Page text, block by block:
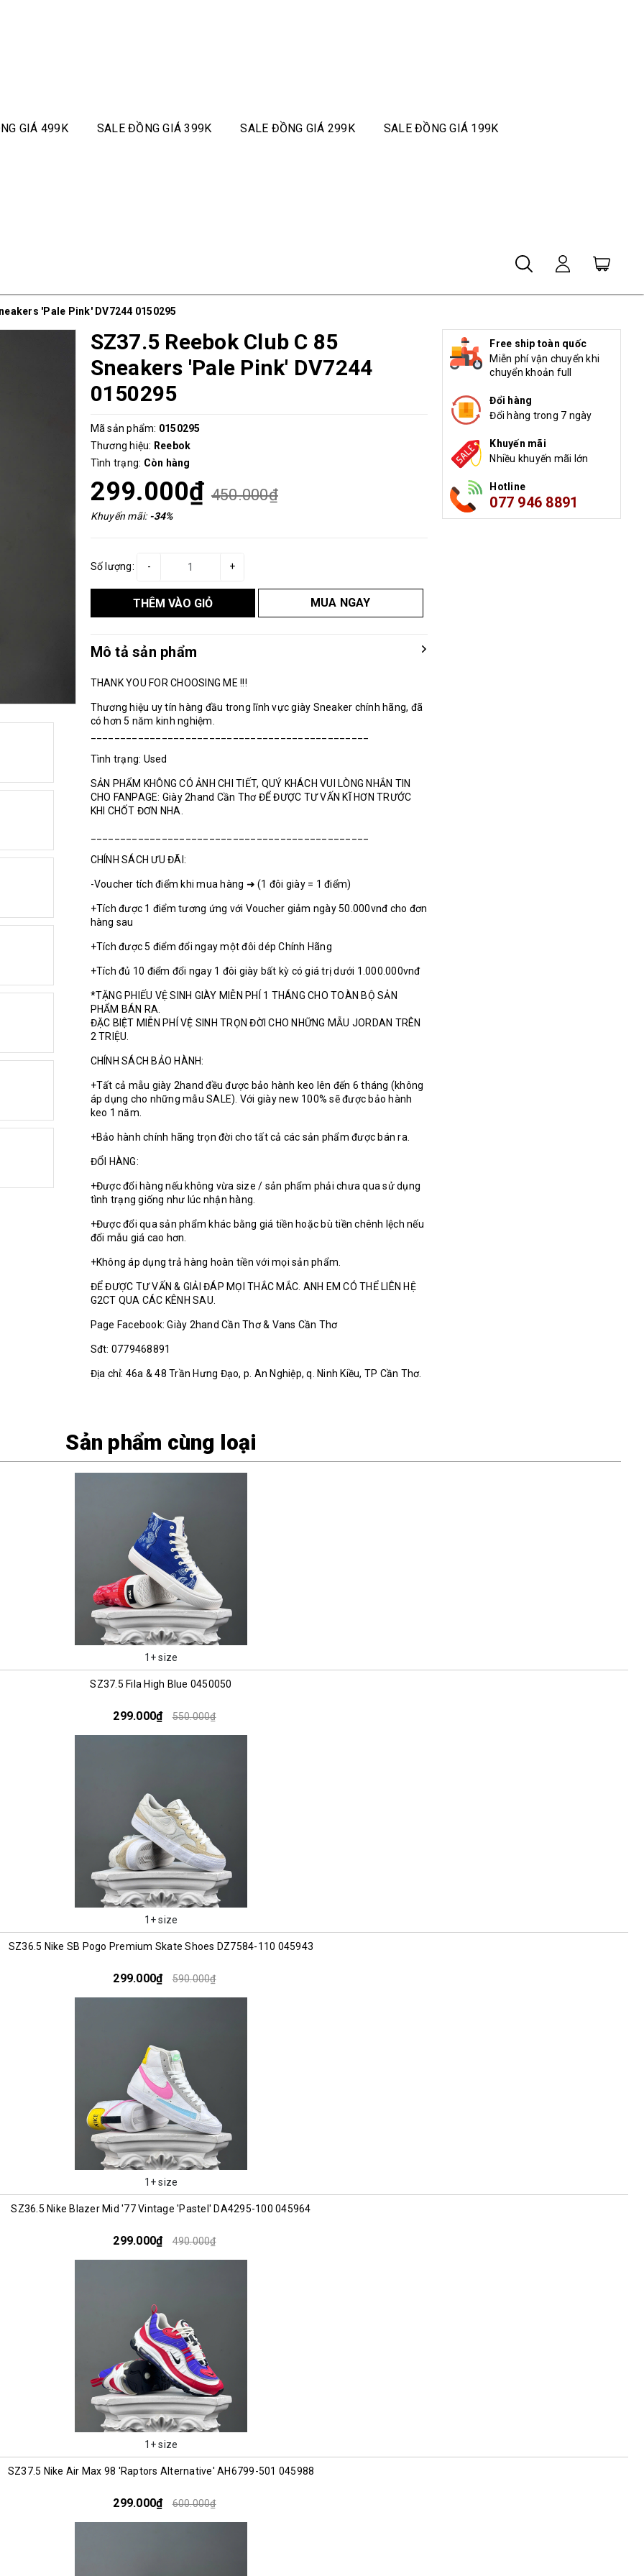
GIÁ 499K SALE ĐỒNG GIÁ 399K SALE ĐỒNG GIÁ 299K SALE ĐỒNG GIÁ 199K
'Pale Pink' DV7244 0150295
SZ37.5 Reebok Club C 85
Sneakers 'Pale Pink' DV7244
0150295
Mã sản phẩm: 0150295
Thương hiệu: Reebok
Tình trạng: Còn hàng
299.000₫ 450.000₫
Khuyến mãi: -34%
Số lượng: +
-
THÊM VÀO GIỎ MUA NGAY
Mô tả sản phẩm
THANK YOU FOR CHOOSING ME !!!
Thương hiệu uy tín hàng đầu trong lĩnh vực giày Sneaker chính hãng, đã
có hơn 5 năm kinh nghiệm.
Tình trạng: Used
SẢN PHẨM KHÔNG CÓ ẢNH CHI TIẾT, QUÝ KHÁCH VUI LÒNG NHẮN TIN
CHO FANPAGE: Giày 2hand Cần Thơ ĐỂ ĐƯỢC TƯ VẤN KĨ HƠN TRƯỚC
KHI CHỐT ĐƠN NHA.
CHÍNH SÁCH ƯU ĐÃI:
-Voucher tích điểm khi mua hàng ➜ (1 đôi giày = 1 điểm)
+Tích được 1 điểm tương ứng với Voucher giảm ngày 50.000vnđ cho đơn
hàng sau
+Tích được 5 điểm đổi ngay một đôi dép Chính Hãng
+Tích đủ 10 điểm đổi ngay 1 đôi giày bất kỳ có giá trị dưới 1.000.000vnđ
*TẶNG PHIẾU VỆ SINH GIÀY MIỄN PHÍ 1 THÁNG CHO TOÀN BỘ SẢN
PHẨM BÁN RA.
ĐẶC BIỆT MIỄN PHÍ VỆ SINH TRỌN ĐỜI CHO NHỮNG MẪU JORDAN TRÊN
2 TRIỆU.
CHÍNH SÁCH BẢO HÀNH:
+Tất cả mẫu giày 2hand đều được bảo hành keo lên đến 6 tháng (không
áp dụng cho những mẫu SALE). Với giày new 100% sẽ được bảo hành
keo 1 năm.
+Bảo hành chính hãng trọn đời cho tất cả các sản phẩm được bán ra.
ĐỔI HÀNG:
+Được đổi hàng nếu không vừa size / sản phẩm phải chưa qua sử dụng
tình trạng giống như lúc nhận hàng.
+Được đổi qua sản phẩm khác bằng giá tiền hoặc bù tiền chênh lệch nếu
đổi mẫu giá cao hơn.
+Không áp dụng trả hàng hoàn tiền với mọi sản phẩm.
ĐỂ ĐƯỢC TƯ VẤN & GIẢI ĐÁP MỌI THẮC MẮC. ANH EM CÓ THỂ LIÊN HỆ
G2CT QUA CÁC KÊNH SAU.
Page Facebook: Giày 2hand Cần Thơ & Vans Cần Thơ
Sđt: 0779468891
Địa chỉ: 46a & 48 Trần Hưng Đạo, p. An Nghiệp, q. Ninh Kiều, TP Cần Thơ.
Free ship toàn quốc
Miễn phí vận chuyển khi
chuyển khoản full
Đổi hàng
Đổi hàng trong 7 ngày
Khuyến mãi
Nhiều khuyến mãi lớn
Hotline
077 946 8891
Sản phẩm cùng loại
1+ size
SZ37.5 Fila High Blue 0450050
299.000₫ 550.000₫
1+ size
SZ36.5 Nike SB Pogo Premium Skate Shoes DZ7584-110 045943
299.000₫ 590.000₫
1+ size
SZ36.5 Nike Blazer Mid '77 Vintage 'Pastel' DA4295-100 045964
299.000₫ 490.000₫
1+ size
SZ37.5 Nike Air Max 98 'Raptors Alternative' AH6799-501 045988
299.000₫ 600.000₫